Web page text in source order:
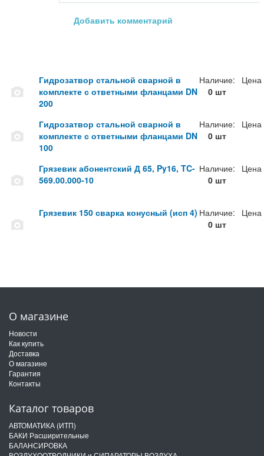
Добавить комментарий
Гидрозатвор стальной сварной в
комплекте с ответными фланцами DN
200
Наличие:
0 шт
Цена
Гидрозатвор стальной сварной в
комплекте с ответными фланцами DN
100
Наличие:
0 шт
Цена
Грязевик абонентский Д 65, Py16, TC-
569.00.000-10
Наличие:
0 шт
Цена
Грязевик 150 сварка конусный (исп 4) Наличие:
0 шт
Цена
О магазине
Новости
Как купить
Доставка
О магазине
Гарантия
Контакты
Каталог товаров
АВТОМАТИКА (ИТП)
БАКИ Расширительные
БАЛАНСИРОВКА